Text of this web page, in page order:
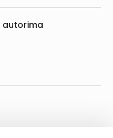
autorima